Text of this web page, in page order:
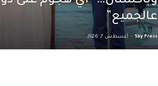
عالجميع”
Sky Press
- أغسطس 7, 2026